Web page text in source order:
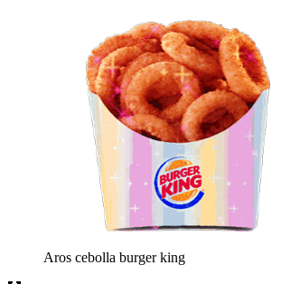
Aros cebolla burger king